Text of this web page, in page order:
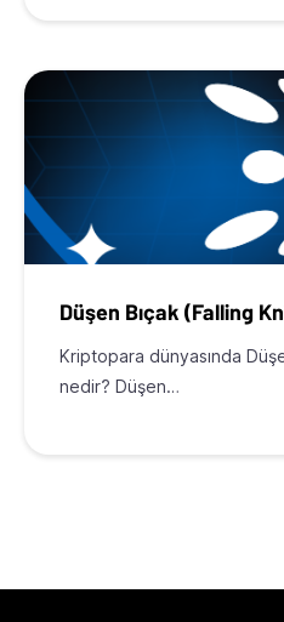
Düşen Bıçak (Falling
Kriptopara dünyasında
nedir? Düşen…